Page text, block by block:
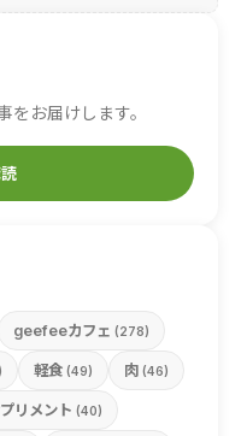
お届けします。
geefeeカフェ (278)
軽食 (49) 肉 (46)
リメント (40)